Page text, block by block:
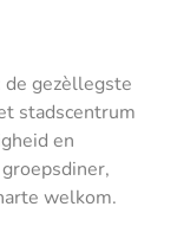
de gezèllegste
stadscentrum
en
welkom.